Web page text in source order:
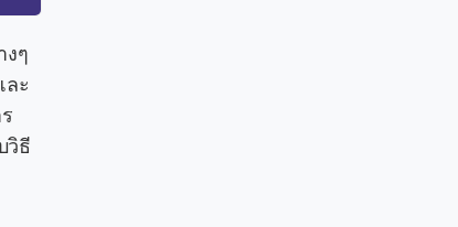
งๆ
ละ
วิธี